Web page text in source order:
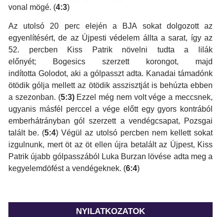
vonal mögé. (4:3)
Az utolsó 20 perc elején a BJA sokat dolgozott az
egyenlítésért, de az Újpesti védelem állta a sarat, így az
52. percben Kiss Patrik növelni tudta a lilák
előnyét; Bogesics szerzett korongot, majd
indította Golodot, aki a gólpasszt adta. Kanadai támadónk
ötödik gólja mellett az ötödik asszisztját is behúzta ebben
a szezonban. (5:3)Ezzel még nem volt vége a meccsnek,
ugyanis másfél perccel a vége előtt egy gyors kontrából
emberhátrányban gól szerzett a vendégcsapat, Pozsgai
talált be. (5:4) Végül az utolsó percben nem kellett sokat
izgulnunk, mert öt az öt ellen újra betalált az Újpest, Kiss
Patrik újabb gólpasszából Luka Burzan lövése adta meg a
kegyelemdöfést a vendégeknek. (6:4)
NYILATKOZATOK